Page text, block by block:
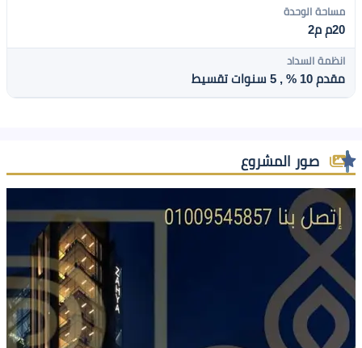
مساحة الوحدة
20م م2
انظمة السداد
مقدم 10 % , 5 سنوات تقسيط
صور المشروع